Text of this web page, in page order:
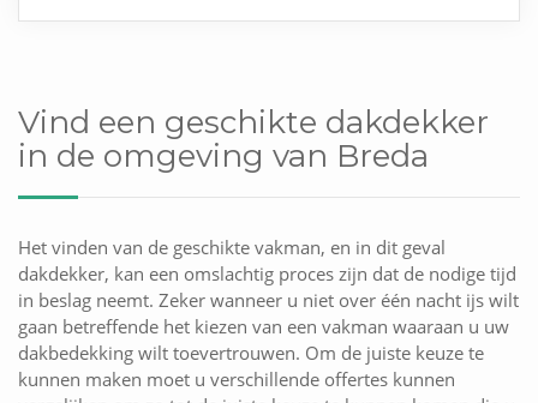
Vind een geschikte dakdekker
in de omgeving van Breda
Het vinden van de geschikte vakman, en in dit geval
dakdekker, kan een omslachtig proces zijn dat de nodige tijd
in beslag neemt. Zeker wanneer u niet over één nacht ijs wilt
gaan betreffende het kiezen van een vakman waaraan u uw
dakbedekking wilt toevertrouwen. Om de juiste keuze te
kunnen maken moet u verschillende offertes kunnen